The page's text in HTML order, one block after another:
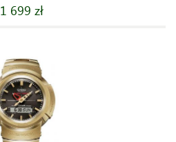
1 699 zł